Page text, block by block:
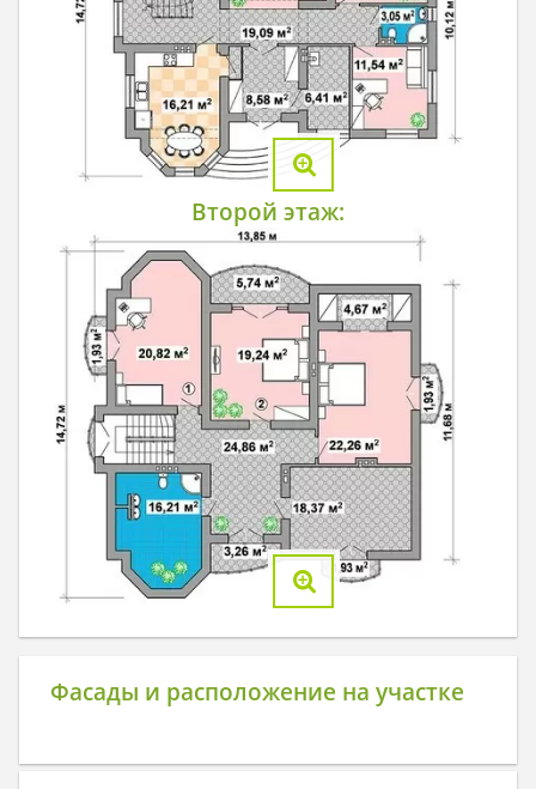
Второй этаж:
Фасады и расположение на участке